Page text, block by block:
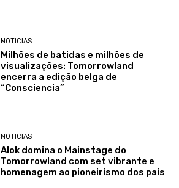
NOTICIAS
Milhões de batidas e milhões de
visualizações: Tomorrowland
encerra a edição belga de
“Consciencia”
NOTICIAS
Alok domina o Mainstage do
Tomorrowland com set vibrante e
homenagem ao pioneirismo dos pais